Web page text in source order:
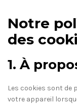
Notre
des
1. À
Les cookies sont de
votre appareil